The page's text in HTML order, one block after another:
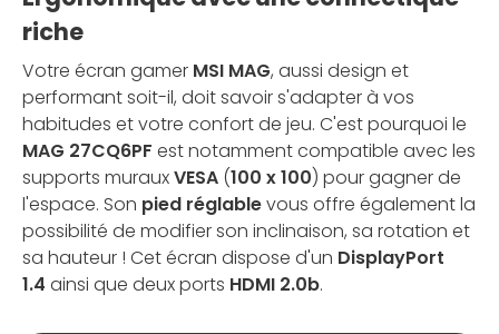
riche
Votre écran gamer MSI MAG, aussi design et
performant soit-il, doit savoir s'adapter à vos
habitudes et votre confort de jeu. C'est pourquoi le
MAG 27CQ6PF est notamment compatible avec les
supports murauxVESA (100 x 100) pour gagner de
l'espace. Son pied réglablevous offre également la
possibilité de modifier son inclinaison, sa rotation et
sa hauteur ! Cet écran dispose d'un DisplayPort
1.4 ainsi que deux ports HDMI 2.0b.